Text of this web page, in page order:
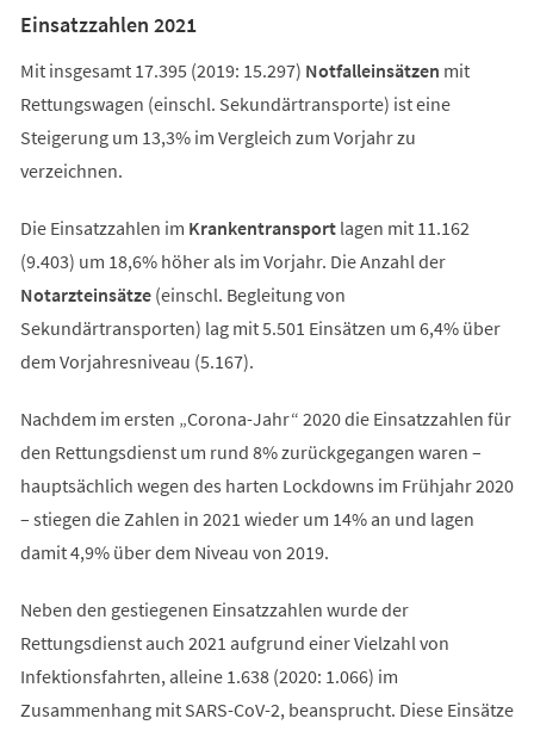
Einsatzzahlen 2021
Mit insgesamt 17.395 (2019: 15.297) Notfalleinsätzen mit
Rettungswagen (einschl. Sekundärtransporte) ist eine
Steigerung um 13,3% im Vergleich zum Vorjahr zu
verzeichnen.
Die Einsatzzahlen im Krankentransportlagen mit 11.162
(9.403) um 18,6% höher als im Vorjahr. Die Anzahl der
Notarzteinsätze(einschl. Begleitung von
Sekundärtransporten) lag mit 5.501 Einsätzen um 6,4% über
dem Vorjahresniveau (5.167).
Nachdem im ersten „Corona-Jahr“ 2020 die Einsatzzahlen für
den Rettungsdienst um rund 8% zurückgegangen waren –
hauptsächlich wegen des harten Lockdowns im Frühjahr 2020
– stiegen die Zahlen in 2021 wieder um 14% an und lagen
damit 4,9% über dem Niveau von 2019.
Neben den gestiegenen Einsatzzahlen wurde der
Rettungsdienst auch 2021 aufgrund einer Vielzahl von
Infektionsfahrten, alleine 1.638 (2020: 1.066) im
Zusammenhang mit SARS-CoV-2, beansprucht. Diese Einsätze